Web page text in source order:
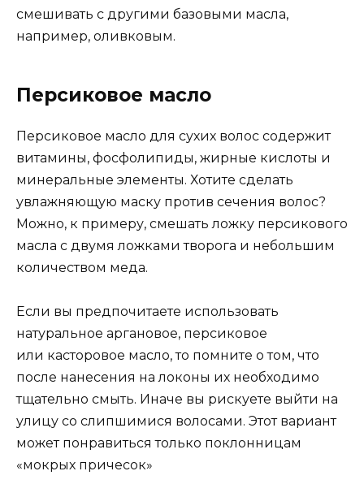
смешивать с другими базовыми масла,
например, оливковым.
Персиковое масло
Персиковое масло для сухих волос содержит
витамины, фосфолипиды, жирные кислоты и
минеральные элементы. Хотите сделать
увлажняющую маску против сечения волос?
Можно, к примеру, смешать ложку персикового
масла с двумя ложками творога и небольшим
количеством меда.
Если вы предпочитаете использовать
натуральное аргановое, персиковое
или касторовое масло, то помните о том, что
после нанесения на локоны их необходимо
тщательно смыть. Иначе вы рискуете выйти на
улицу со слипшимися волосами. Этот вариант
может понравиться только поклонницам
«мокрых причесок»